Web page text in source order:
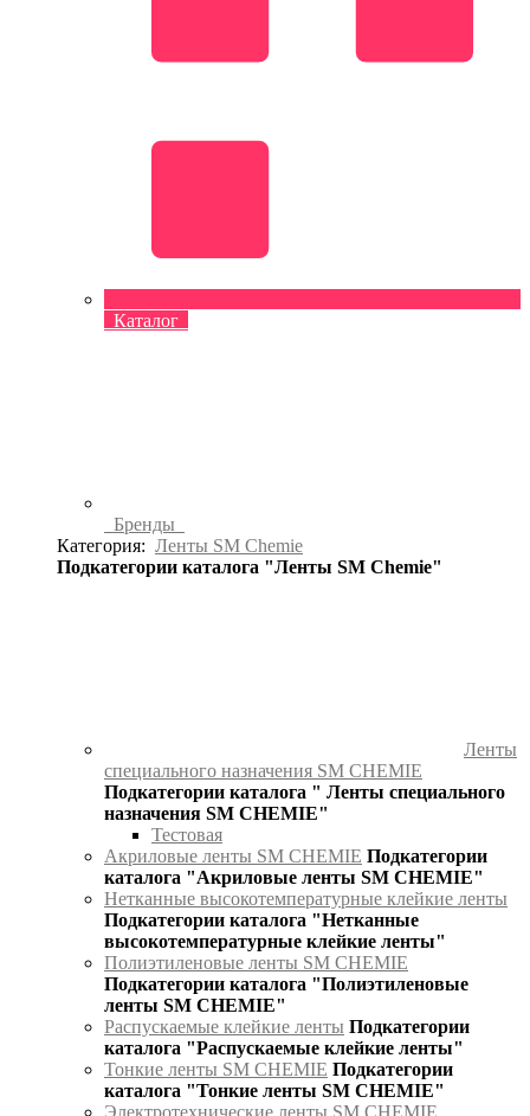
Каталог
Бренды
Категория: Ленты SM Chemie
Подкатегории каталога "Ленты SM Chemie"
Ленты
специального назначения SM CHEMIE
Подкатегории каталога " Ленты специального
назначения SM CHEMIE"
Тестовая
Акриловые ленты SM CHEMIE Подкатегории
каталога "Акриловые ленты SM CHEMIE"
Нетканные высокотемпературные клейкие ленты
Подкатегории каталога "Нетканные
высокотемпературные клейкие ленты"
Полиэтиленовые ленты SM CHEMIE
Подкатегории каталога "Полиэтиленовые
ленты SM CHEMIE"
Распускаемые клейкие ленты Подкатегории
каталога "Распускаемые клейкие ленты"
Тонкие ленты SM CHEMIE Подкатегории
каталога "Тонкие ленты SM CHEMIE"
Электротехнические ленты SM CHEMIE